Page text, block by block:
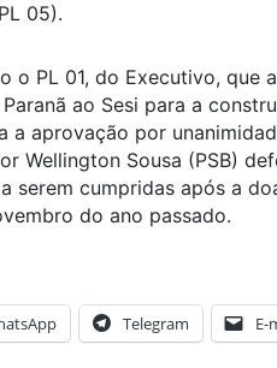
05).
o PL 01, do Executivo, que
ao Sesi para a
a aprovação por
Wellington Sousa (PSB)
serem cumpridas após a
do ano passado.
Telegram E-